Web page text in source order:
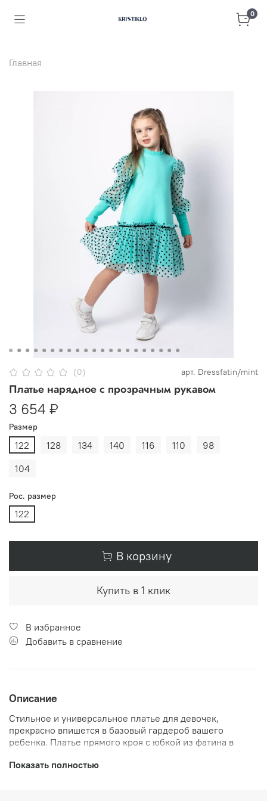
0
Главная
(0) арт. Dressfatin/mint
Платье нарядное с прозрачным рукавом
3 654 ₽
Размер
122 128 134 140 116 110
98
104
Рос. размер
122
В корзину
Купить в 1 клик
В избранное
Добавить в сравнение
Описание
Стильное и универсальное платье для девочек,
прекрасно впишется в базовый гардероб вашего
ребенка. Платье прямого кроя с юбкой из фатина в
для вашей принцессы. Длинный рукав, выполнен из
Показать полностью